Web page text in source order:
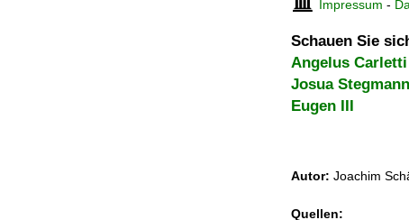
Impressum -
Schauen Sie
Angelus Carletti
Josua Stegmann
Eugen III
Autor: Joachim
Quellen: